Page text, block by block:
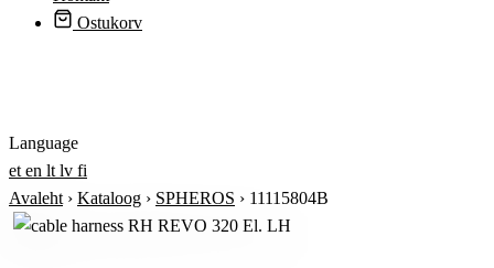
Ostukorv
Language
et en lt lv fi
Avaleht › Kataloog › SPHEROS › 11115804B